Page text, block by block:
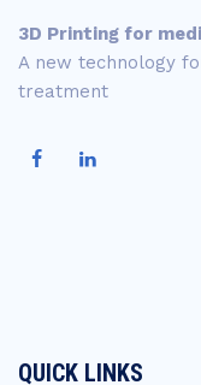
3D Printing for
A new technology
treatment
QUICK LINKS